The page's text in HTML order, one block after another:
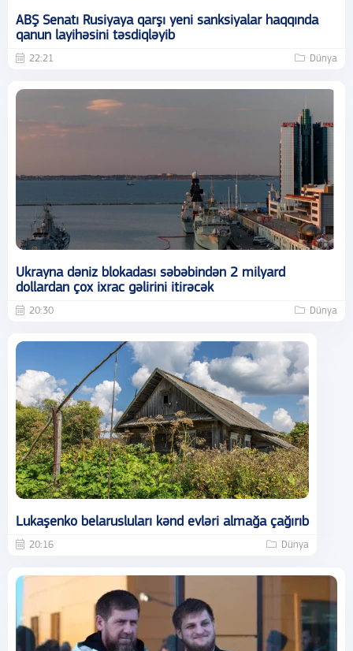
ABŞ Senatı Rusiyaya qarşı yeni sanksiyalar haqqında
qanun layihəsini təsdiqləyib
22:21 Dünya
Ukrayna dəniz blokadası səbəbindən 2 milyard
dollardan çox ixrac gəlirini itirəcək
20:30 Dünya
Lukaşenko belarusluları kənd evləri almağa çağırıb
20:16 Dünya